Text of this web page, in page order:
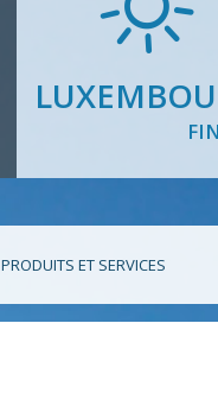
PRODUITS ET SERVICES